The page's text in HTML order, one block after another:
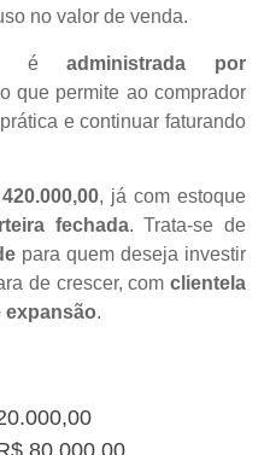
no valor de venda.
éadministrada por
que permite ao comprador
e continuar faturando
, já com estoque
fechada. Trata-se de
para quem deseja investir
de crescer, com clientela
expansão.